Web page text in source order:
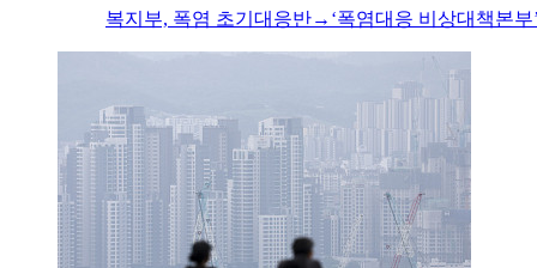
복지부, 폭염 초기대응반→‘폭염대응 비상대책본부